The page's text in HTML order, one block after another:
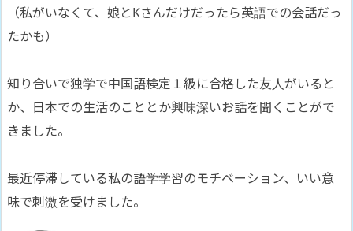
（私がいなくて、娘とKさんだけだったら英語での会話だっ
たかも）
知り合いで独学で中国語検定１級に合格した友人がいると
か、日本での生活のこととか興味深いお話を聞くことがで
きました。
最近停滞している私の語学学習のモチベーション、いい意
味で刺激を受けました。